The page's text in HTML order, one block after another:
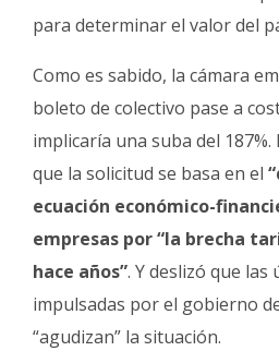
para determinar el valor del
Como es sabido, la cámara
boleto de colectivo pase a
implicaría una suba del 187%.
que la solicitud se basa en el
ecuación económico-
empresas por “la brecha
hace años”. Y deslizó que
impulsadas por el gobierno
“agudizan” la situación.